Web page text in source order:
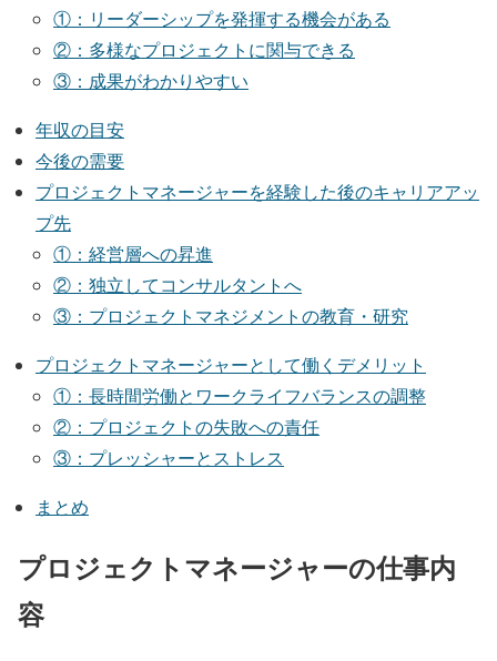
①：リーダーシップを発揮する機会がある
②：多様なプロジェクトに関与できる
③：成果がわかりやすい
年収の目安
今後の需要
プロジェクトマネージャーを経験した後のキャリアアッ
プ先
①：経営層への昇進
②：独立してコンサルタントへ
③：プロジェクトマネジメントの教育・研究
プロジェクトマネージャーとして働くデメリット
①：長時間労働とワークライフバランスの調整
②：プロジェクトの失敗への責任
③：プレッシャーとストレス
まとめ
プロジェクトマネージャーの仕事内
容